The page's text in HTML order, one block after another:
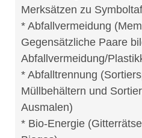
Merksätzen zu
* Abfallvermeidung
Gegensätzliche Paare
Abfallvermeidung/
* Abfalltrennung
Müllbehältern und
Ausmalen)
* Bio-Energie